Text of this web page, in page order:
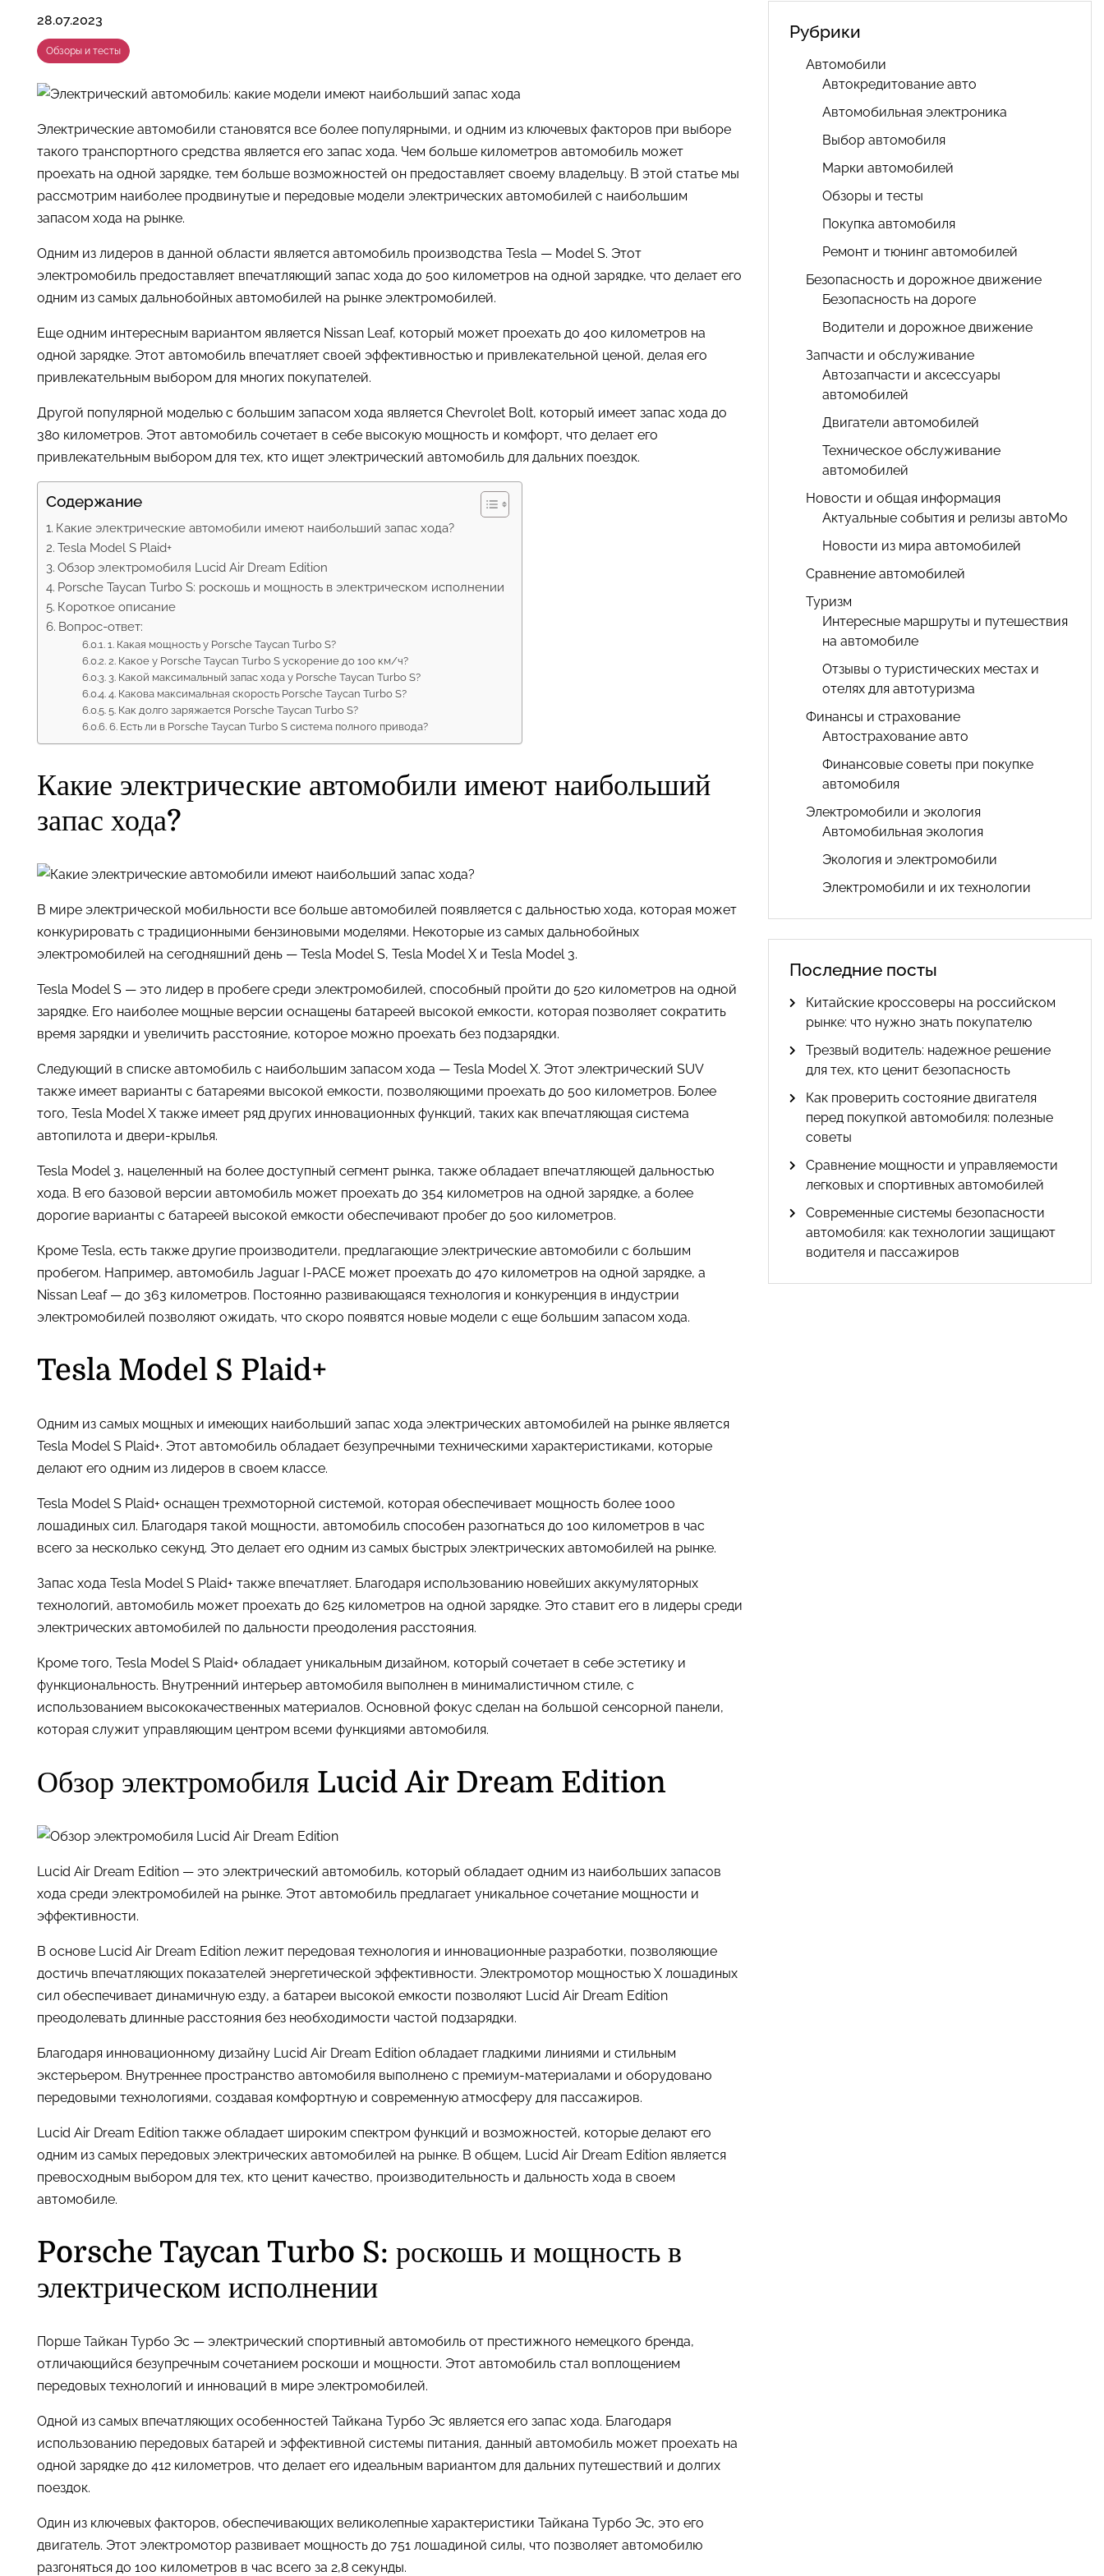
28.07.2023
Обзоры и тесты
Электрические автомобили становятся все более популярными, и одним из ключевых факторов при выборе
такого транспортного средства является его запас хода. Чем больше километров автомобиль может
проехать на одной зарядке, тем больше возможностей он предоставляет своему владельцу. В этой статье мы
рассмотрим наиболее продвинутые и передовые модели электрических автомобилей с наибольшим
запасом хода на рынке.
Одним из лидеров в данной области является автомобиль производства Tesla — Model S. Этот
электромобиль предоставляет впечатляющий запас хода до 500 километров на одной зарядке, что делает его
одним из самых дальнобойных автомобилей на рынке электромобилей.
Еще одним интересным вариантом является Nissan Leaf, который может проехать до 400 километров на
одной зарядке. Этот автомобиль впечатляет своей эффективностью и привлекательной ценой, делая его
привлекательным выбором для многих покупателей.
Другой популярной моделью с большим запасом хода является Chevrolet Bolt, который имеет запас хода до
380 километров. Этот автомобиль сочетает в себе высокую мощность и комфорт, что делает его
привлекательным выбором для тех, кто ищет электрический автомобиль для дальних поездок.
Содержание
Какие электрические автомобили имеют наибольший запас хода?
Tesla Model S Plaid+
Обзор электромобиля Lucid Air Dream Edition
Porsche Taycan Turbo S: роскошь и мощность в электрическом исполнении
Короткое описание
Вопрос-ответ:
1. Какая мощность у Porsche Taycan Turbo S?
2. Какое у Porsche Taycan Turbo S ускорение до 100 км/ч?
3. Какой максимальный запас хода у Porsche Taycan Turbo S?
4. Какова максимальная скорость Porsche Taycan Turbo S?
5. Как долго заряжается Porsche Taycan Turbo S?
6. Есть ли в Porsche Taycan Turbo S система полного привода?
Какие электрические автомобили имеют наибольший
запас хода?
В мире электрической мобильности все больше автомобилей появляется с дальностью хода, которая может
конкурировать с традиционными бензиновыми моделями. Некоторые из самых дальнобойных
электромобилей на сегодняшний день — Tesla Model S, Tesla Model X и Tesla Model 3.
Tesla Model S — это лидер в пробеге среди электромобилей, способный пройти до 520 километров на одной
зарядке. Его наиболее мощные версии оснащены батареей высокой емкости, которая позволяет сократить
время зарядки и увеличить расстояние, которое можно проехать без подзарядки.
Следующий в списке автомобиль с наибольшим запасом хода — Tesla Model X. Этот электрический SUV
также имеет варианты с батареями высокой емкости, позволяющими проехать до 500 километров. Более
того, Tesla Model X также имеет ряд других инновационных функций, таких как впечатляющая система
автопилота и двери-крылья.
Tesla Model 3, нацеленный на более доступный сегмент рынка, также обладает впечатляющей дальностью
хода. В его базовой версии автомобиль может проехать до 354 километров на одной зарядке, а более
дорогие варианты с батареей высокой емкости обеспечивают пробег до 500 километров.
Кроме Tesla, есть также другие производители, предлагающие электрические автомобили с большим
пробегом. Например, автомобиль Jaguar I-PACE может проехать до 470 километров на одной зарядке, а
Nissan Leaf — до 363 километров. Постоянно развивающаяся технология и конкуренция в индустрии
электромобилей позволяют ожидать, что скоро появятся новые модели с еще большим запасом хода.
Tesla Model S Plaid+
Одним из самых мощных и имеющих наибольший запас хода электрических автомобилей на рынке является
Tesla Model S Plaid+. Этот автомобиль обладает безупречными техническими характеристиками, которые
делают его одним из лидеров в своем классе.
Tesla Model S Plaid+ оснащен трехмоторной системой, которая обеспечивает мощность более 1000
лошадиных сил. Благодаря такой мощности, автомобиль способен разогнаться до 100 километров в час
всего за несколько секунд. Это делает его одним из самых быстрых электрических автомобилей на рынке.
Запас хода Tesla Model S Plaid+ также впечатляет. Благодаря использованию новейших аккумуляторных
технологий, автомобиль может проехать до 625 километров на одной зарядке. Это ставит его в лидеры среди
электрических автомобилей по дальности преодоления расстояния.
Кроме того, Tesla Model S Plaid+ обладает уникальным дизайном, который сочетает в себе эстетику и
функциональность. Внутренний интерьер автомобиля выполнен в минималистичном стиле, с
использованием высококачественных материалов. Основной фокус сделан на большой сенсорной панели,
которая служит управляющим центром всеми функциями автомобиля.
Обзор электромобиля Lucid Air Dream Edition
Lucid Air Dream Edition — это электрический автомобиль, который обладает одним из наибольших запасов
хода среди электромобилей на рынке. Этот автомобиль предлагает уникальное сочетание мощности и
эффективности.
В основе Lucid Air Dream Edition лежит передовая технология и инновационные разработки, позволяющие
достичь впечатляющих показателей энергетической эффективности. Электромотор мощностью X лошадиных
сил обеспечивает динамичную езду, а батареи высокой емкости позволяют Lucid Air Dream Edition
преодолевать длинные расстояния без необходимости частой подзарядки.
Благодаря инновационному дизайну Lucid Air Dream Edition обладает гладкими линиями и стильным
экстерьером. Внутреннее пространство автомобиля выполнено с премиум-материалами и оборудовано
передовыми технологиями, создавая комфортную и современную атмосферу для пассажиров.
Lucid Air Dream Edition также обладает широким спектром функций и возможностей, которые делают его
одним из самых передовых электрических автомобилей на рынке. В общем, Lucid Air Dream Edition является
превосходным выбором для тех, кто ценит качество, производительность и дальность хода в своем
автомобиле.
Porsche Taycan Turbo S: роскошь и мощность в
электрическом исполнении
Порше Тайкан Турбо Эс — электрический спортивный автомобиль от престижного немецкого бренда,
отличающийся безупречным сочетанием роскоши и мощности. Этот автомобиль стал воплощением
передовых технологий и инноваций в мире электромобилей.
Одной из самых впечатляющих особенностей Тайкана Турбо Эс является его запас хода. Благодаря
использованию передовых батарей и эффективной системы питания, данный автомобиль может проехать на
одной зарядке до 412 километров, что делает его идеальным вариантом для дальних путешествий и долгих
поездок.
Один из ключевых факторов, обеспечивающих великолепные характеристики Тайкана Турбо Эс, это его
двигатель. Этот электромотор развивает мощность до 751 лошадиной силы, что позволяет автомобилю
разгоняться до 100 километров в час всего за 2,8 секунды.
Рубрики
Автомобили
Автокредитование авто
Автомобильная электроника
Выбор автомобиля
Марки автомобилей
Обзоры и тесты
Покупка автомобиля
Ремонт и тюнинг автомобилей
Безопасность и дорожное движение
Безопасность на дороге
Водители и дорожное движение
Запчасти и обслуживание
Автозапчасти и аксессуары
автомобилей
Двигатели автомобилей
Техническое обслуживание
автомобилей
Новости и общая информация
Актуальные события и релизы автоМо
Новости из мира автомобилей
Сравнение автомобилей
Туризм
Интересные маршруты и путешествия
на автомобиле
Отзывы о туристических местах и
отелях для автотуризма
Финансы и страхование
Автострахование авто
Финансовые советы при покупке
автомобиля
Электромобили и экология
Автомобильная экология
Экология и электромобили
Электромобили и их технологии
Последние посты
Китайские кроссоверы на российском
рынке: что нужно знать покупателю
Трезвый водитель: надежное решение
для тех, кто ценит безопасность
Как проверить состояние двигателя
перед покупкой автомобиля: полезные
советы
Сравнение мощности и управляемости
легковых и спортивных автомобилей
Современные системы безопасности
автомобиля: как технологии защищают
водителя и пассажиров